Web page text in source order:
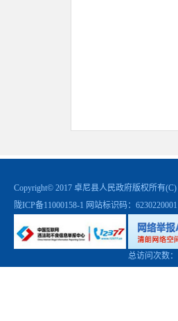
Copyright© 2017 卓尼县人民政府版权所有
陇ICP备11000158-1 网站标识码：
总访问次数：